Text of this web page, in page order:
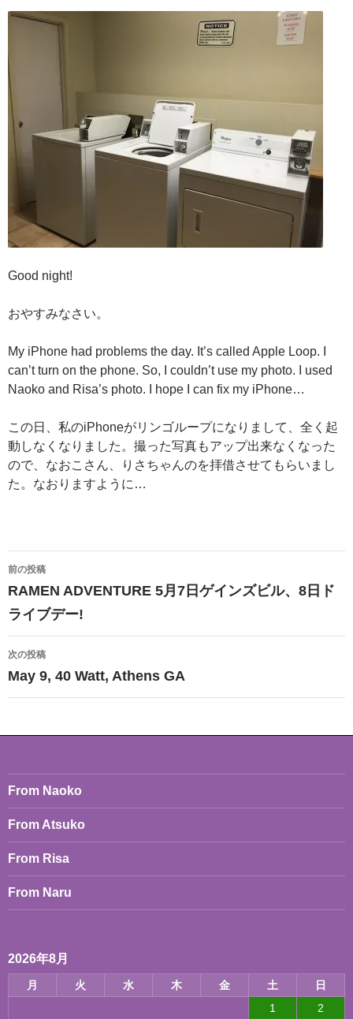
Good night!
おやすみなさい。
My iPhone had problems the day. It’s called Apple Loop. I
can’t turn on the phone. So, I couldn’t use my photo. I used
Naoko and Risa’s photo. I hope I can fix my iPhone…
この日、私のiPhoneがリンゴループになりまして、全く起
動しなくなりました。撮った写真もアップ出来なくなった
ので、なおこさん、りさちゃんのを拝借させてもらいまし
た。なおりますように…
投
稿
ナ
ビ
ゲ
ー
ン
前の投稿
RAMEN ADVENTURE 5月7日ゲインズビル、8日ド
ライブデー!
次の投稿
May 9, 40 Watt, Athens GA
From Naoko
From Atsuko
From Risa
From Naru
2026年8月
月 火 水 木 金 土
日
1
2